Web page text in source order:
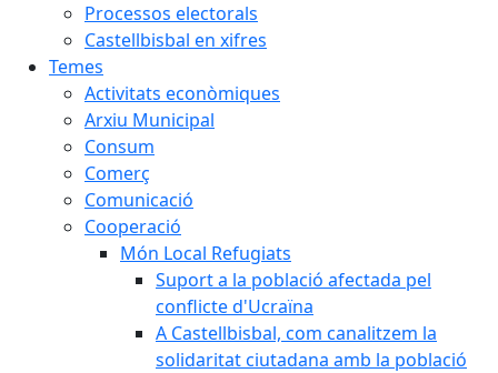
Processos electorals
Castellbisbal en xifres
Temes
Activitats econòmiques
Arxiu Municipal
Consum
Comerç
Comunicació
Cooperació
Món Local Refugiats
Suport a la població afectada pel
conflicte d'Ucraïna
A Castellbisbal, com canalitzem la
solidaritat ciutadana amb la població